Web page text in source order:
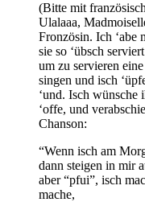
(Bitte mit
Ulalaaa,
Fronzösin. Ich ‘abe
sie so ‘übsch
um zu servieren
singen und isch
‘und. Isch wünsche
‘offe, und
Chanson:
“Wenn isch am
dann steigen in mir
aber “pfui”, isch
mache,